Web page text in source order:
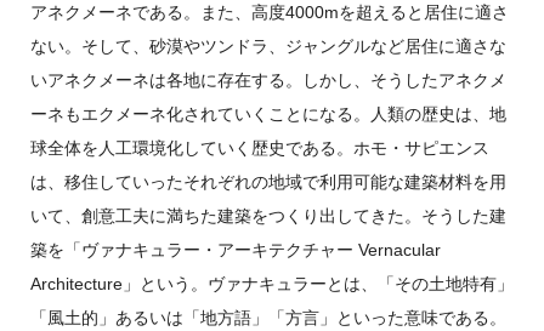
アネクメーネである。また、高度4000mを超えると居住に適さ
ない。そして、砂漠やツンドラ、ジャングルなど居住に適さな
いアネクメーネは各地に存在する。しかし、そうしたアネクメ
ーネもエクメーネ化されていくことになる。人類の歴史は、地
球全体を人工環境化していく歴史である。ホモ・サピエンス
は、移住していったそれぞれの地域で利用可能な建築材料を用
いて、創意工夫に満ちた建築をつくり出してきた。そうした建
築を「ヴァナキュラー・アーキテクチャー Vernacular
Architecture」という。ヴァナキュラーとは、「その土地特有」
「風土的」あるいは「地方語」「方言」といった意味である。